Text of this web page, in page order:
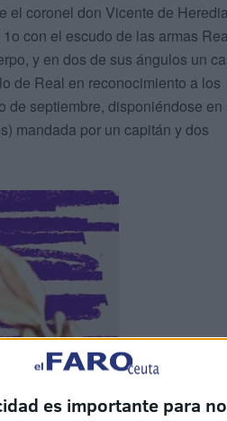
es importante para
el coronel don Vicente de
con el escudo de las armas
y en dos de sus ángulos un
de Real en reconocimiento a los
de septiembre, disponiéndose en
mandada por un capitán y dos